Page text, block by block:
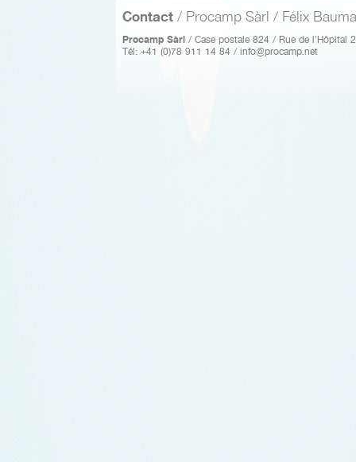
Contact/ Procamp Sàrl / Félix
Procamp Sàrl/ Case postale 824 / Rue de l'Hôpital
Tél: +41 (0)78 911 14 84 / info@procamp.net